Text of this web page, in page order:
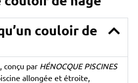
couloir de
conçu par HÉNOCQUE PISCINES
allongée et étroite,